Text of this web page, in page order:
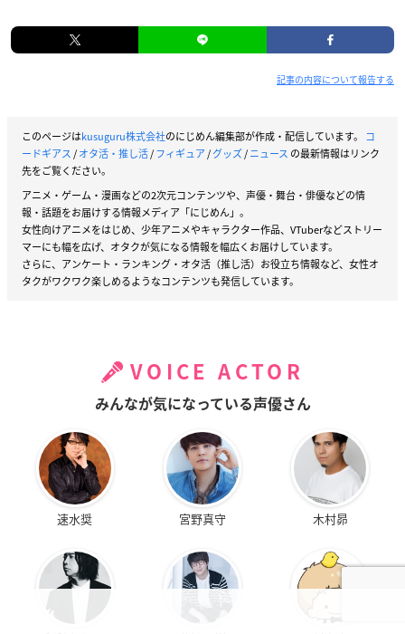
記事の内容について報告する
このページはkusuguru株式会社のにじめん編集部が作成・配信しています。 コ
ードギアス/オタ活・推し活/フィギュア/グッズ/ニュース の最新情報はリンク
先をご覧ください。
アニメ・ゲーム・漫画などの2次元コンテンツや、声優・舞台・俳優などの情
報・話題をお届けする情報メディア「にじめん」。
女性向けアニメをはじめ、少年アニメやキャラクター作品、VTuberなどストリー
マーにも幅を広げ、オタクが気になる情報を幅広くお届けしています。
さらに、アンケート・ランキング・オタ活（推し活）お役立ち情報など、女性オ
タクがワクワク楽しめるようなコンテンツも発信しています。
VOICE ACTOR
みんなが気になっている声優さん
速水奨 宮野真守 木村昴